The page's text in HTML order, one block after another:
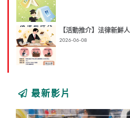
【活動推介】法律新鮮人
2026-06-08
最新影片